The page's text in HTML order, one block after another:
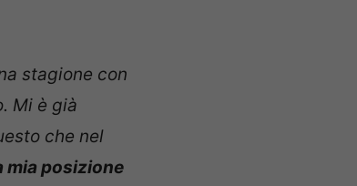
stagione con
Mi è già
che nel
mia posizione